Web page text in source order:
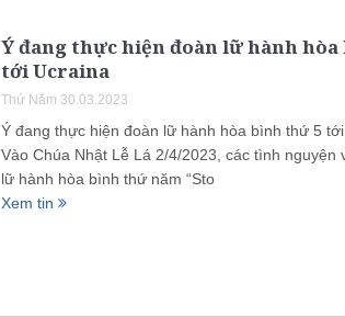
Ý đang thực hiện đoàn lữ hành
tới Ucraina
Thứ Năm 30.03.2023
Ý đang thực hiện đoàn lữ hành hòa bình thứ 5
Vào Chúa Nhật Lễ Lá 2/4/2023, các tình nguyện
lữ hành hòa bình thứ năm “Sto
Xem tin